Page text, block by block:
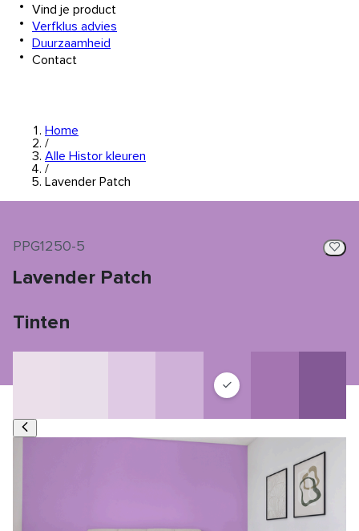
Vind je product
Verfklus advies
Duurzaamheid
Contact
Home
/
Alle Histor kleuren
/
Lavender Patch
PPG1250-5
Lavender Patch
Tinten